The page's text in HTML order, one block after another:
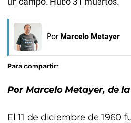
Por Marcelo Metayer
Para compartir:
Por Marcelo Metayer, de
El 11 de diciembre de 1960